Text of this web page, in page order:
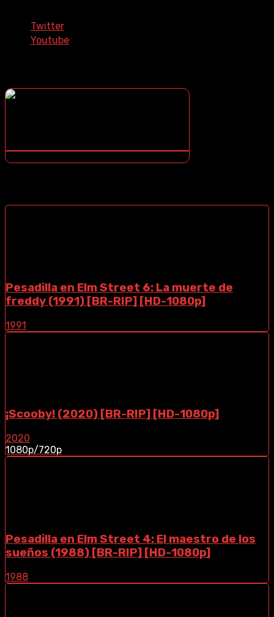
Twitter
Youtube
Pesadilla en Elm Street 6: La muerte de
freddy (1991) [BR-RIP] [HD-1080p]
1991
¡Scooby! (2020) [BR-RIP] [HD-1080p]
2020
1080p/720p
Pesadilla en Elm Street 4: El maestro de los
sueños (1988) [BR-RIP] [HD-1080p]
1988